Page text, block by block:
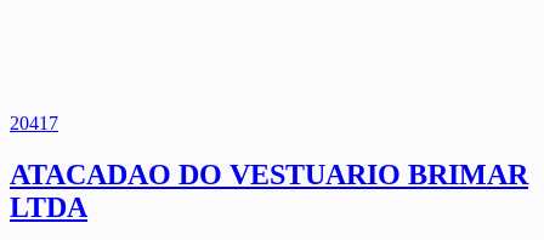
20417
ATACADAO DO VESTUARIO BRIMAR
LTDA